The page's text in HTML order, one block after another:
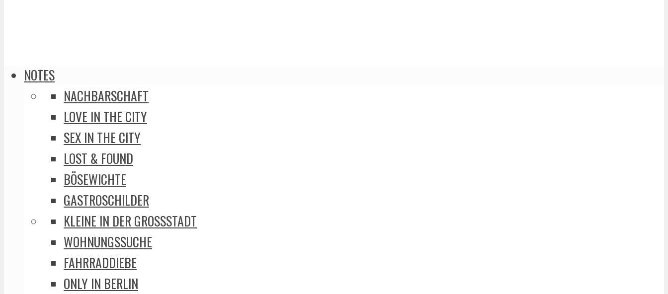
NOTES
NACHBARSCHAFT
LOVE IN THE CITY
SEX IN THE CITY
LOST & FOUND
BÖSEWICHTE
GASTROSCHILDER
KLEINE IN DER GROSSSTADT
WOHNUNGSSUCHE
FAHRRADDIEBE
ONLY IN BERLIN